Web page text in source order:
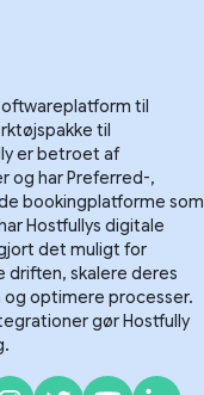
til
til
er betroet af
og har Preferred-,
bookingplatforme som
Hostfullys digitale
det muligt for
skalere deres
optimere processer.
gør Hostfully